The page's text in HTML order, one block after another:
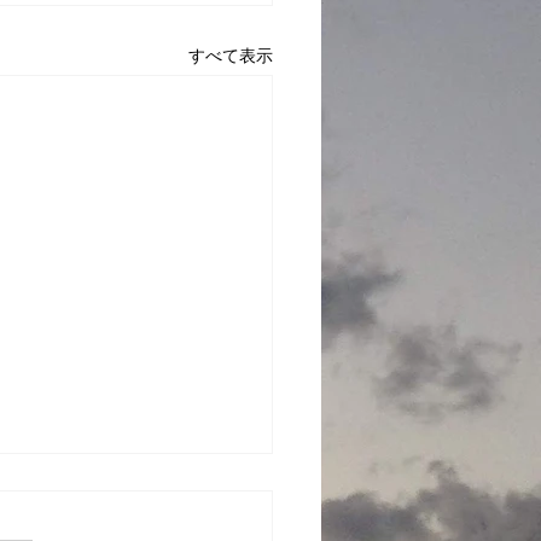
すべて表示